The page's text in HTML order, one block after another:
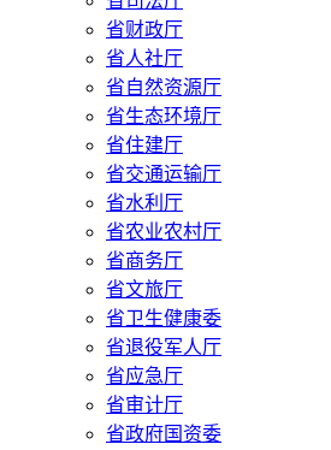
省财政厅
省人社厅
省自然资源厅
省生态环境厅
省住建厅
省交通运输厅
省水利厅
省农业农村厅
省商务厅
省文旅厅
省卫生健康委
省退役军人厅
省应急厅
省审计厅
省政府国资委